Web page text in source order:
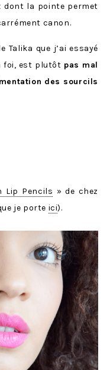
dont la pointe permet
canon.
Talika que j’ai essayé
foi, est plutôt pas mal
des sourcils
Lip Pencils » de chez
je porte ici).